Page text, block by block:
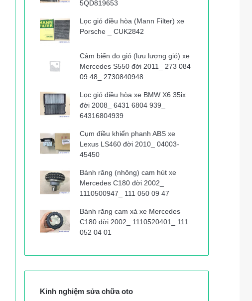
5QD819653
Lọc gió điều hòa (Mann Filter) xe
Porsche _ CUK2842
Cảm biến đo gió (lưu lượng gió) xe
Mercedes S550 đời 2011_ 273 084
09 48_ 2730840948
Lọc gió điều hòa xe BMW X6 35ix
đời 2008_ 6431 6804 939_
64316804939
Cụm điều khiển phanh ABS xe
Lexus LS460 đời 2010_ 04003-
45450
Bánh răng (nhông) cam hút xe
Mercedes C180 đời 2002_
1110500947_ 111 050 09 47
Bánh răng cam xả xe Mercedes
C180 đời 2002_ 1110520401_ 111
052 04 01
Kinh nghiệm sửa chữa oto